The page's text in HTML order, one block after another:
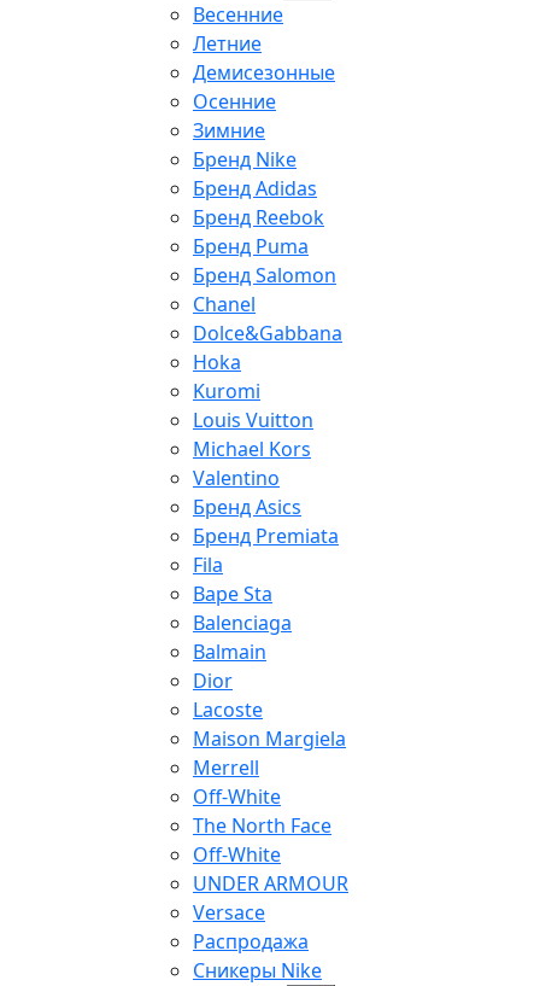
Весенние
Летние
Демисезонные
Осенние
Зимние
Бренд Nike
Бренд Adidas
Бренд Reebok
Бренд Puma
Бренд Salomon
Chanel
Dolce&Gabbana
Hoka
Kuromi
Louis Vuitton
Michael Kors
Valentino
Бренд Asics
Бренд Premiata
Fila
Bape Sta
Balenciaga
Balmain
Dior
Lacoste
Maison Margiela
Merrell
Off-White
The North Face
Off-White
UNDER ARMOUR
Versace
Распродажа
Сникеры Nike